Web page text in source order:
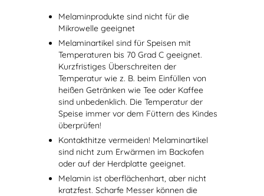
Melaminprodukte sind nicht für die
Mikrowelle geeignet
Melaminartikel sind für Speisen mit
Temperaturen bis 70 Grad C geeignet.
Kurzfristiges Überschreiten der
Temperatur wie z. B. beim Einfüllen von
heißen Getränken wie Tee oder Kaffee
sind unbedenklich. Die Temperatur der
Speise immer vor dem Füttern des Kindes
überprüfen!
Kontakthitze vermeiden! Melaminartikel
sind nicht zum Erwärmen im Backofen
oder auf der Herdplatte geeignet.
Melamin ist oberflächenhart, aber nicht
kratzfest. Scharfe Messer können die